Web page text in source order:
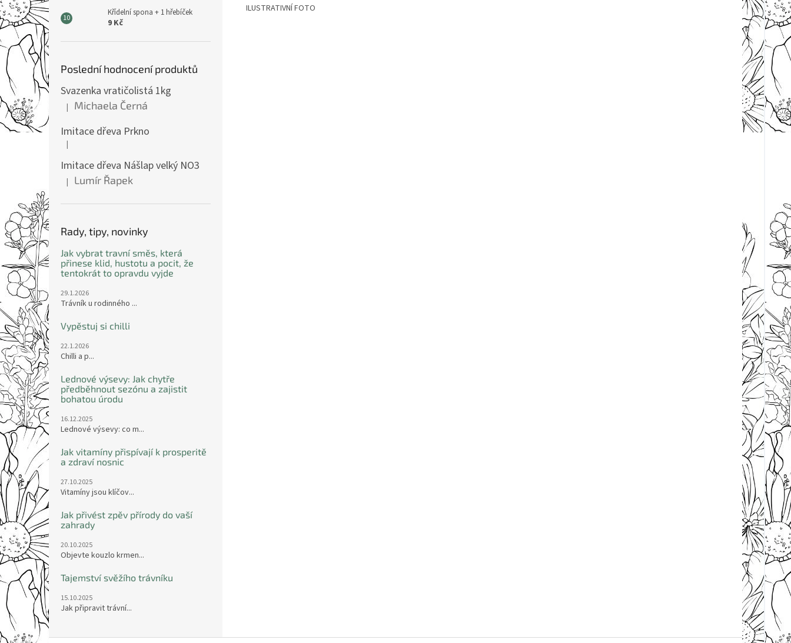
Křídelní spona + 1 hřebíček
9 Kč
Poslední hodnocení produktů
Svazenka vratičolistá 1kg
Hodnocení produktu je 5 z 5 hvězdiček.
| Michaela Černá
Imitace dřeva Prkno
Hodnocení produktu je 5 z 5 hvězdiček.
|
Imitace dřeva Nášlap velký NO3
Hodnocení produktu je 5 z 5 hvězdiček.
| Lumír Řapek
Rady, tipy, novinky
Jak vybrat travní směs, která
přinese klid, hustotu a pocit, že
tentokrát to opravdu vyjde
29.1.2026
Trávník u rodinného ...
Vypěstuj si chilli
22.1.2026
Chilli a p...
Lednové výsevy: Jak chytře
předběhnout sezónu a zajistit
bohatou úrodu
16.12.2025
Lednové výsevy: co m...
Jak vitamíny přispívají k prosperitě
a zdraví nosnic
27.10.2025
Vitamíny jsou klíčov...
Jak přivést zpěv přírody do vaší
zahrady
20.10.2025
Objevte kouzlo krmen...
Tajemství svěžího trávníku
15.10.2025
Jak připravit trávní...
ILUSTRATIVNÍ FOTO